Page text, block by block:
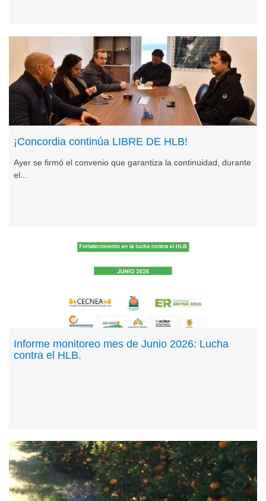
¡Concordia continúa LIBRE DE HLB!
Ayer se firmó el convenio que garantiza la continuidad, durante
el...
Informe monitoreo mes de Junio 2026: Lucha
contra el HLB.